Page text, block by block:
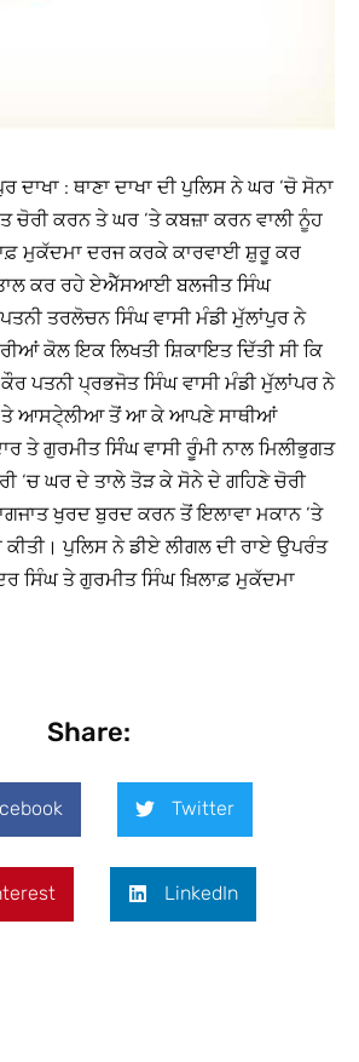
ਦਾਖਾ : ਥਾਣਾ ਦਾਖਾ ਦੀ ਪੁਲਿਸ ਨੇ ਘਰ ‘ਚੋ ਸੋਨਾ
ਚੋਰੀ ਕਰਨ ਤੇ ਘਰ ‘ਤੇ ਕਬਜ਼ਾ ਕਰਨ ਵਾਲੀ ਨੂੰਹ
ਮੁਕੱਦਮਾ ਦਰਜ ਕਰਕੇ ਕਾਰਵਾਈ ਸ਼ੁਰੂ ਕਰ
ਕਰ ਰਹੇ ਏਐੱਸਆਈ ਬਲਜੀਤ ਸਿੰਘ
ਤਰਲੋਚਨ ਸਿੰਘ ਵਾਸੀ ਮੰਡੀ ਮੁੱਲਾਂਪੁਰ ਨੇ
ਕੋਲ ਇਕ ਲਿਖਤੀ ਸ਼ਿਕਾਇਤ ਦਿੱਤੀ ਸੀ ਕਿ
ਪਤਨੀ ਪ੍ਰਭਜੋਤ ਸਿੰਘ ਵਾਸੀ ਮੰਡੀ ਮੁੱਲਾਂਪਰ ਨੇ
ਤੇ ਆਸਟੇ੍ਲੀਆ ਤੋਂ ਆ ਕੇ ਆਪਣੇ ਸਾਥੀਆਂ
ਤੇ ਗੁਰਮੀਤ ਸਿੰੰਘ ਵਾਸੀ ਰੂੰਮੀ ਨਾਲ ਮਿਲੀਭੁਗਤ
‘ਚ ਘਰ ਦੇ ਤਾਲੇ ਤੋੜ ਕੇ ਸੋਨੇ ਦੇ ਗਹਿਣੇ ਚੋਰੀ
ਖੁਰਦ ਬੁਰਦ ਕਰਨ ਤੋਂ ਇਲਾਵਾ ਮਕਾਨ ‘ਤੇ
ਪੁਲਿਸ ਨੇ ਡੀਏ ਲੀਗਲ ਦੀ ਰਾਏ ਉਪਰੰਤ
ਸਿੰਘ ਤੇ ਗੁਰਮੀਤ ਸਿੰਘ ਖ਼ਿਲਾਫ਼ ਮੁਕੱਦਮਾ
Share:
Twitter
LinkedIn